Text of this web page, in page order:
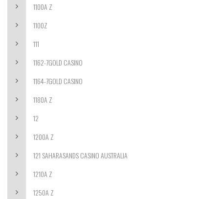
1100A Z
1100Z
111
1162-7GOLD CASINO
1164-7GOLD CASINO
1180A Z
12
1200A Z
121 SAHARASANDS CASINO AUSTRALIA
1210A Z
1250A Z